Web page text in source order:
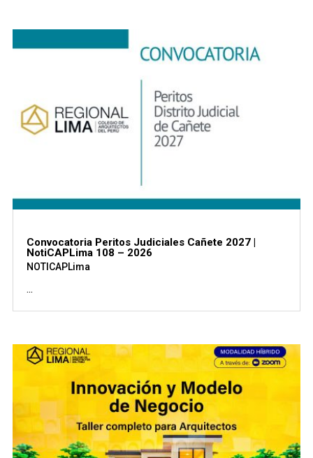
Convocatoria Peritos Judiciales Cañete 2027 |
NotiCAPLima 108 – 2026
NOTICAPLima
...